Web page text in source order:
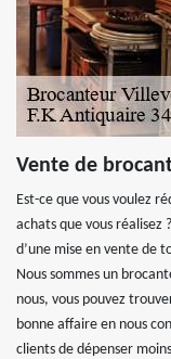
Vente de
Est-ce que vous voulez
achats que vous réalisez
d’une mise en vente de
Nous sommes un
nous, vous pouvez
bonne affaire en nous
clients de dépenser